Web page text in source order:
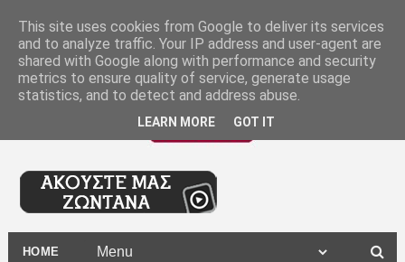
HOME
This site uses cookies from Google to deliver its services
and to analyze traffic. Your IP address and user-agent are
shared with Google along with performance and security
metrics to ensure quality of service, generate usage
statistics, and to detect and address abuse.
LEARN MORE GOT IT